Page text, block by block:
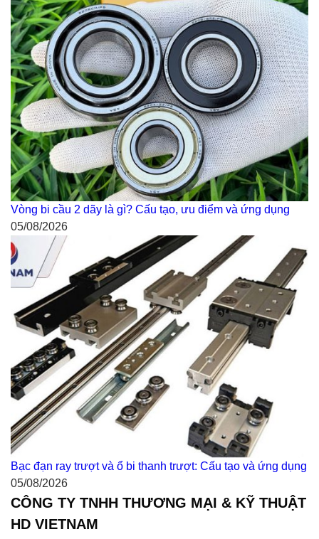
Vòng bi cầu 2 dãy là gì? Cấu tạo, ưu điểm và ứng dụng
05/08/2026
Bạc đạn ray trượt và ổ bi thanh trượt: Cấu tạo và ứng dụng
05/08/2026
CÔNG TY TNHH THƯƠNG MẠI & KỸ THUẬT
HD VIETNAM